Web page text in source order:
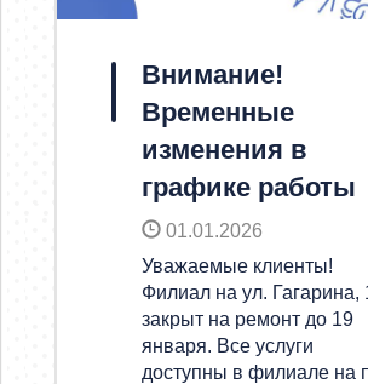
Внимание!
Временные
изменения в
графике работы
01.01.2026
Уважаемые клиенты!
Филиал на ул. Гагарина,
закрыт на ремонт до 19
января. Все услуги
доступны в филиале на